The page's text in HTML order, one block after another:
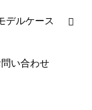
デルケース
問い合わせ
ーリーとビジュアル